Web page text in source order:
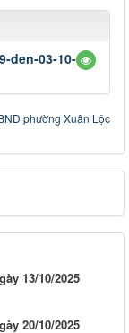
den-03-10-
phường Xuân Lộc
13/10/2025
20/10/2025